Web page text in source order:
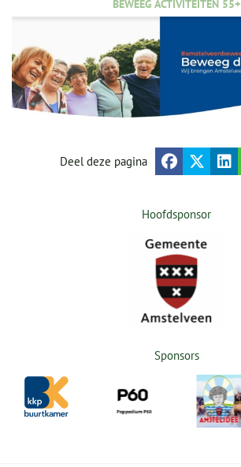
BEWEEG ACTIVITEITEN 55+
Deel deze pagina
Hoofdsponsor
Sponsors